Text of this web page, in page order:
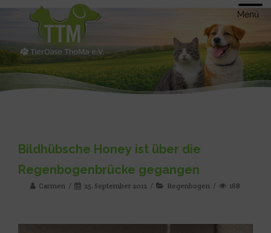
Menü
Bildhübsche Honey ist über die
Regenbogenbrücke gegangen
Carmen 25. September 2012 Regenbogen 168